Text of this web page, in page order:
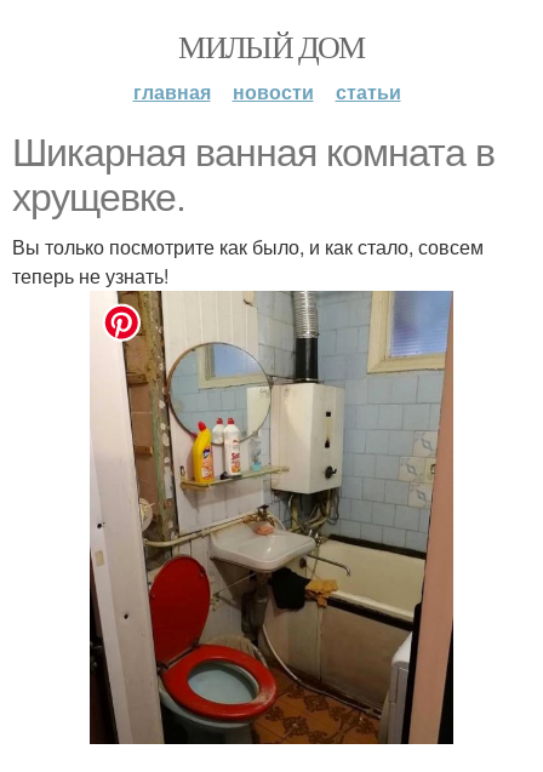
МИЛЫЙ ДОМ
главная новости статьи
Шикарная ванная комната в
хрущевке.
Вы только посмотрите как было, и как стало, совсем
теперь не узнать!